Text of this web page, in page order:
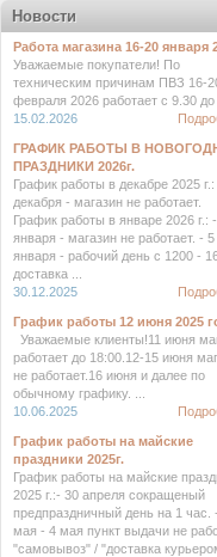
Новости
Работа магазина 16-20 января
Уважаемые покупатели! По
техническим причинам ПВЗ 16-
февраля 2026 работает с 9.30 до
15.02.2026
ГРАФИК РАБОТЫ В
ПРАЗДНИКИ 2026г.
График работы в декабре 2025 г.:
декабря - магазин не работает.
График работы в январе 2026 г.:
января - магазин не работает. - 5
января - рабочий день с 1200 -
доставка ...
30.12.2025
График работы 12 июня 2025
Уважаемые клиенты!11 июня
работает до 18:00.12-15 июня
не работает.16 июня и далее по
обычному графику. ...
10.06.2025
График работы на майские
праздники 2025г.
График работы на майские
2025 г.:- 30 апреля сокращеный
предпраздничный день на 1 час.
мая - 4 мая пункт выдачи не
"самовывоз" / "доставка